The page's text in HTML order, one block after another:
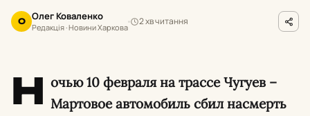
О Олег Коваленко
Редакція · Новини Харкова
2 хв читання
Н очью 10 февраля на трассе Чугуев –
Мартовое автомобиль сбил насмерть